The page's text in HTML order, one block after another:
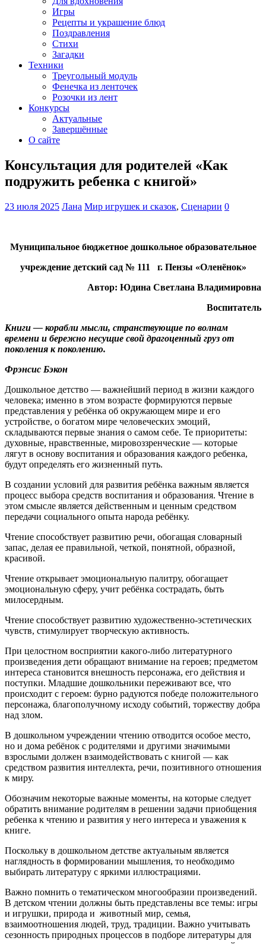
Игры
Рецепты и украшение блюд
Поздравления
Стихи
Загадки
Техники
Треугольный модуль
Фенечка из ленточек
Розочки из лент
Конкурсы
Актуальные
Завершённые
О сайте
Консультация для родителей «Как
подружить ребенка с книгой»
23 июля 2025 Лана Мир игрушек и сказок, Сценарии 0
Муниципальное бюджетное дошкольное образовательное
учреждение детский сад № 111 г. Пензы «Оленёнок»
Автор: Юдина Светлана Владимировна
Воспитатель
Книги — корабли мысли, странствующие по волнам
времени и бережно несущие свой драгоценный груз от
поколения к поколению.
Фрэнсис Бэкон
Дошкольное детство — важнейший период в жизни каждого
человека; именно в этом возрасте формируются первые
представления у ребёнка об окружающем мире и его
устройстве, о богатом мире человеческих эмоций,
складываются первые знания о самом себе. Те приоритеты:
духовные, нравственные, мировоззренческие — которые
лягут в основу воспитания и образования каждого ребенка,
будут определять его жизненный путь.
В создании условий для развития ребёнка важным является
процесс выбора средств воспитания и образования. Чтение в
этом смысле является действенным и ценным средством
передачи социального опыта народа ребёнку.
Чтение способствует развитию речи, обогащая словарный
запас, делая ее правильной, четкой, понятной, образной,
красивой.
Чтение открывает эмоциональную палитру, обогащает
эмоциональную сферу, учит ребёнка сострадать, быть
милосердным.
Чтение способствует развитию художественно-эстетических
чувств, стимулирует творческую активность.
При целостном восприятии какого-либо литературного
произведения дети обращают внимание на героев; предметом
интереса становится внешность персонажа, его действия и
поступки. Младшие дошкольники переживают все, что
происходит с героем: бурно радуются победе положительного
персонажа, благополучному исходу событий, торжеству добра
над злом.
В дошкольном учреждении чтению отводится особое место,
но и дома ребёнок с родителями и другими значимыми
взрослыми должен взаимодействовать с книгой — как
средством развития интеллекта, речи, позитивного отношения
к миру.
Обозначим некоторые важные моменты, на которые следует
обратить внимание родителям в решении задачи приобщения
ребенка к чтению и развития у него интереса и уважения к
книге.
Поскольку в дошкольном детстве актуальным является
наглядность в формировании мышления, то необходимо
выбирать литературу с яркими иллюстрациями.
Важно помнить о тематическом многообразии произведений.
В детском чтении должны быть представлены все темы: игры
и игрушки, природа и животный мир, семья,
взаимоотношения людей, труд, традиции. Важно учитывать
сезонность природных процессов в подборе литературы для